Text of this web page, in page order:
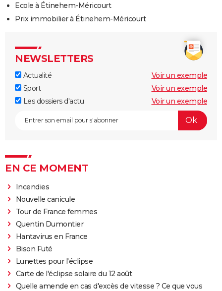
Ecole à Étinehem-Méricourt
Prix immobilier à Étinehem-Méricourt
NEWSLETTERS
Actualité
Voir un exemple
Sport
Voir un exemple
Les dossiers d'actu
Voir un exemple
EN CE MOMENT
Incendies
Nouvelle canicule
Tour de France femmes
Quentin Dumontier
Hantavirus en France
Bison Futé
Lunettes pour l'éclipse
Carte de l'éclipse solaire du 12 août
Quelle amende en cas d'excès de vitesse ? Ce que vous